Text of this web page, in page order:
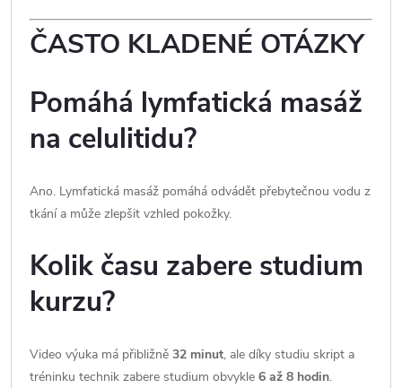
ČASTO KLADENÉ OTÁZKY
Pomáhá lymfatická masáž
na celulitidu?
Ano. Lymfatická masáž pomáhá odvádět přebytečnou vodu z
tkání a může zlepšit vzhled pokožky.
Kolik času zabere studium
kurzu?
Video výuka má přibližně 32 minut, ale díky studiu skript a
tréninku technik zabere studium obvykle 6 až 8 hodin.